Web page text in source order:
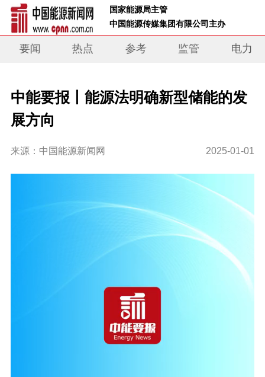
国家能源局主管
中国能源传媒集团有限公司主办
要闻 热点 参考 监管 电力
中能要报丨能源法明确新型储能的发
展方向
来源：中国能源新闻网 2025-01-01